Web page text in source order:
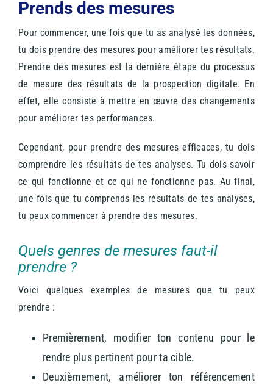
Prends des mesures
Pour commencer, une fois que tu as analysé les données,
tu dois prendre des mesures pour améliorer tes résultats.
Prendre des mesures est la dernière étape du processus
de mesure des résultats de la prospection digitale. En
effet, elle consiste à mettre en œuvre des changements
pour améliorer tes performances.
Cependant, pour prendre des mesures efficaces, tu dois
comprendre les résultats de tes analyses. Tu dois savoir
ce qui fonctionne et ce qui ne fonctionne pas. Au final,
une fois que tu comprends les résultats de tes analyses,
tu peux commencer à prendre des mesures.
Quels genres de mesures faut-il
prendre ?
Voici quelques exemples de mesures que tu peux
prendre :
Premièrement, modifier ton contenu pour le
rendre plus pertinent pour ta cible.
Deuxièmement, améliorer ton référencement